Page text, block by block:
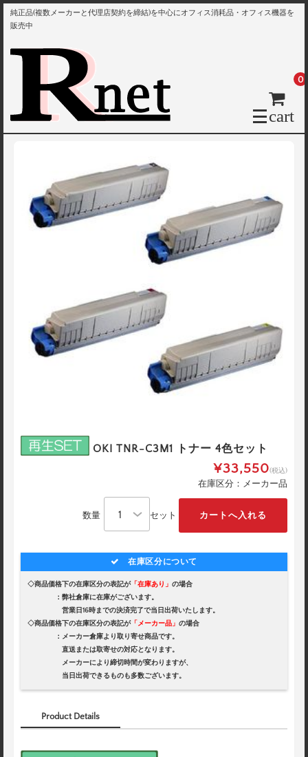
純正品(複数メーカーと代理店契約を締結)を中心にオフィス消耗品・オフィス機器を
販売中
cart
0
OKI TNR-C3M1 トナー 4色セット
¥33,550(税込)
在庫区分：メーカー品
数量 セット
在庫区分について
◇商品価格下の在庫区分の表記が「在庫あり」 の場合
：弊社倉庫に在庫がございます。
営業日16時までの決済完了で当日出荷いたします。
◇商品価格下の在庫区分の表記が「メーカー品」 の場合
：メーカー倉庫より取り寄せ商品です。
直送または取寄せの対応となります。
メーカーにより締切時間が変わりますが、
当日出荷できるものも多数ございます。
Product Details